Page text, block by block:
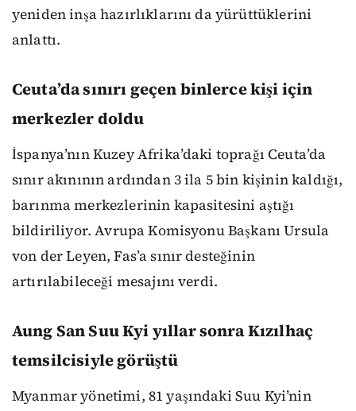
yeniden inşa hazırlıklarını da yürüttüklerini
anlattı.
Ceuta’da sınırı geçen binlerce kişi için
merkezler doldu
İspanya’nın Kuzey Afrika’daki toprağı Ceuta’da
sınır akınının ardından 3 ila 5 bin kişinin kaldığı,
barınma merkezlerinin kapasitesini aştığı
bildiriliyor. Avrupa Komisyonu Başkanı Ursula
von der Leyen, Fas’a sınır desteğinin
artırılabileceği mesajını verdi.
Aung San Suu Kyi yıllar sonra Kızılhaç
temsilcisiyle görüştü
Myanmar yönetimi, 81 yaşındaki Suu Kyi’nin